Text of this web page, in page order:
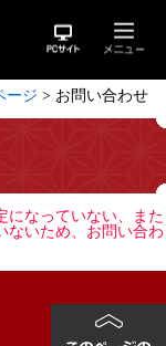
ージ > お問い合わせ
になっていない、また
ないため、お問い合わ